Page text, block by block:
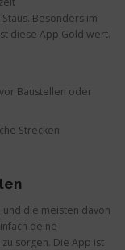
Besonders im
diese App Gold wert.
Baustellen oder
Strecken
die meisten davon
deine
sorgen. Die App ist